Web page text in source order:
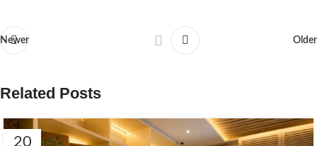
Newer Older
Related Posts
20